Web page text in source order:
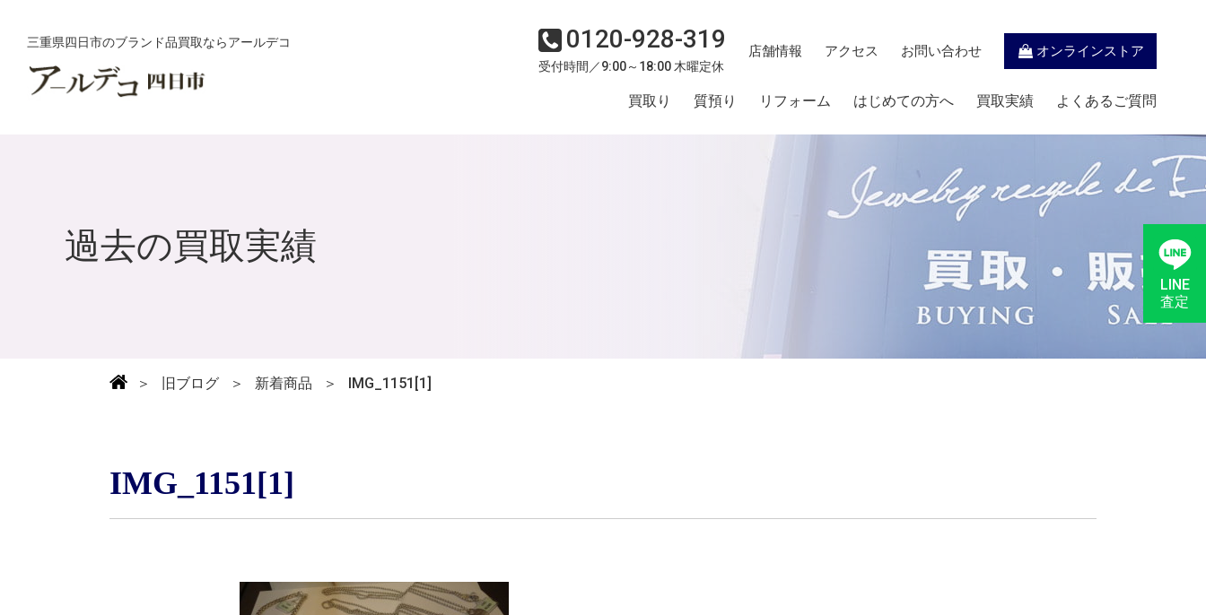
三重県四日市のブランド品買取ならアールデコ 0120-928-319
受付時間／9:00～18:00 木曜定休
店舗情報 アクセス お問い合わせ オンラインストア
買取り 質預り リフォーム はじめての方へ 買取実績 よくあるご質問
LINE
査定
過去の買取実績
＞ 旧ブログ ＞ 新着商品 ＞ IMG_1151[1]
IMG_1151[1]